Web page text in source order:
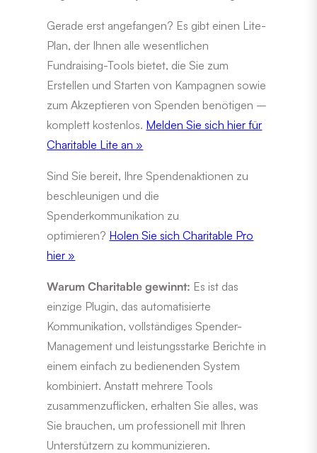
Gerade erst angefangen? Es gibt einen Lite-
Plan, der Ihnen alle wesentlichen
Fundraising-Tools bietet, die Sie zum
Erstellen und Starten von Kampagnen sowie
zum Akzeptieren von Spenden benötigen –
komplett kostenlos. Melden Sie sich hier für
Charitable Lite an »
Sind Sie bereit, Ihre Spendenaktionen zu
beschleunigen und die
Spenderkommunikation zu
optimieren? Holen Sie sich Charitable Pro
hier »
Warum Charitable gewinnt: Es ist das
einzige Plugin, das automatisierte
Kommunikation, vollständiges Spender-
Management und leistungsstarke Berichte in
einem einfach zu bedienenden System
kombiniert. Anstatt mehrere Tools
zusammenzuflicken, erhalten Sie alles, was
Sie brauchen, um professionell mit Ihren
Unterstützern zu kommunizieren.